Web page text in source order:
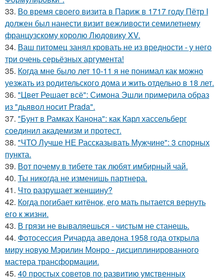
33. Во время своего визита в Париж в 1717 году Пётр I
должен был нанести визит вежливости семилетнему
французскому королю Людовику XV.
34. Ваш питомец занял кровать не из вредности - у него
три очень серьёзных аргумента!
35. Когда мне было лет 10-11 я не понимал как можно
уезжать из родительского дома и жить отдельно в 18 лет.
36. "Цвет Решает всё": Симона Эшли примерила образ
из "дьявол носит Prada".
37. "Бунт в Рамках Канона": как Карл хассельберг
соединил академизм и протест.
38. "ЧТО Лучше НЕ Рассказывать Мужчине": 3 спорных
пункта.
39. Вот почему в тибете так любят имбирный чай.
40. Ты никогда не изменишь партнера.
41. Что разрушает женщину?
42. Когда погибает китёнок, его мать пытается вернуть
его к жизни.
43. В грязи не вываляешься - чистым не станешь.
44. Фотосессия Ричарда аведона 1958 года открыла
миру новую Мэрилин Монро - дисциплинированного
мастера трансформации.
45. 40 простых советов по развитию умственных